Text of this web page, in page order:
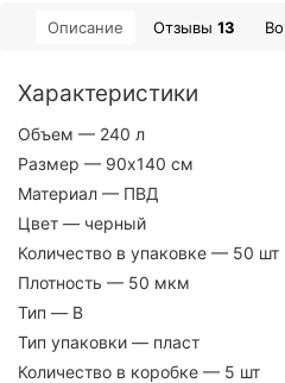
Описание Отзывы 13
Характеристики
Объем — 240 л
Размер — 90х140 см
Материал — ПВД
Цвет — черный
Количество в упаковке — 50 шт
Плотность — 50 мкм
Тип — B
Тип упаковки — пласт
Количество в коробке — 5 шт